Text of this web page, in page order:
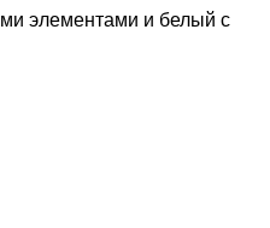
элементами и белый с